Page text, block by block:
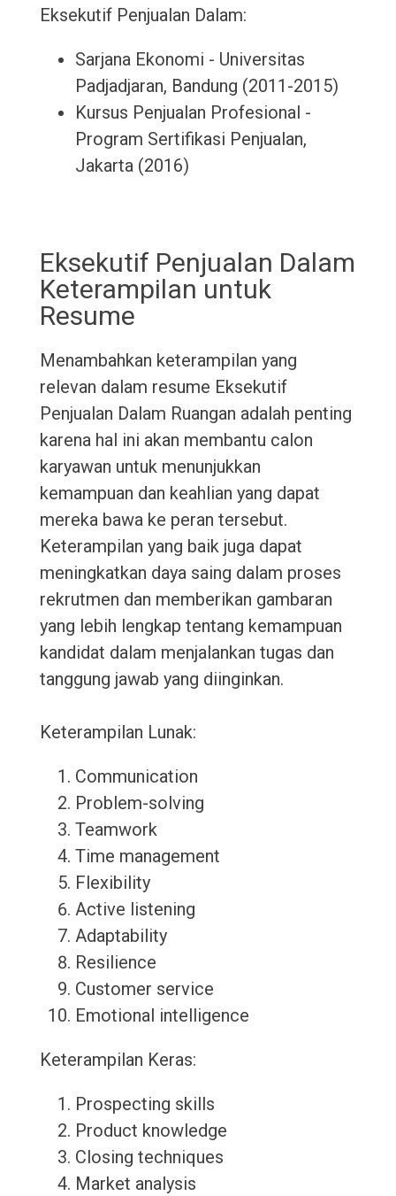
Eksekutif Penjualan Dalam:
Sarjana Ekonomi - Universitas
Padjadjaran, Bandung (2011-2015)
Kursus Penjualan Profesional -
Program Sertifikasi Penjualan,
Jakarta (2016)
Eksekutif Penjualan Dalam
Keterampilan untuk
Resume
Menambahkan keterampilan yang
relevan dalam resume Eksekutif
Penjualan Dalam Ruangan adalah penting
karena hal ini akan membantu calon
karyawan untuk menunjukkan
kemampuan dan keahlian yang dapat
mereka bawa ke peran tersebut.
Keterampilan yang baik juga dapat
meningkatkan daya saing dalam proses
rekrutmen dan memberikan gambaran
yang lebih lengkap tentang kemampuan
kandidat dalam menjalankan tugas dan
tanggung jawab yang diinginkan.
Keterampilan Lunak:
Communication
Problem-solving
Teamwork
Time management
Flexibility
Active listening
Adaptability
Resilience
Customer service
Emotional intelligence
Keterampilan Keras:
Prospecting skills
Product knowledge
Closing techniques
Market analysis